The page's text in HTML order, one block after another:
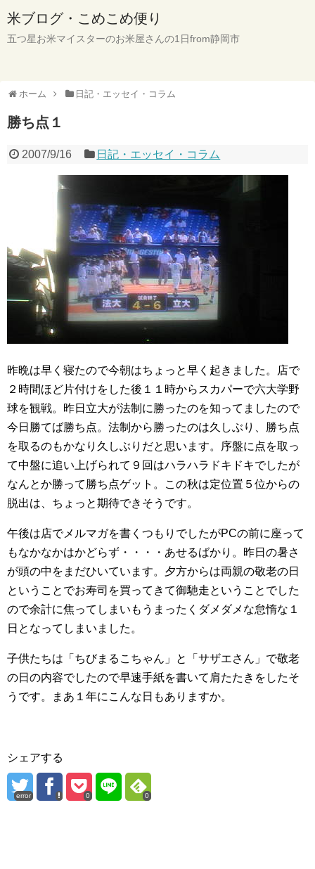
米ブログ・こめこめ便り
五つ星お米マイスターのお米屋さんの1日from静岡市
ホーム 日記・エッセイ・コラム
勝ち点１
2007/9/16 日記・エッセイ・コラム
昨晩は早く寝たので今朝はちょっと早く起きました。店で
２時間ほど片付けをした後１１時からスカパーで六大学野
球を観戦。昨日立大が法制に勝ったのを知ってましたので
今日勝てば勝ち点。法制から勝ったのは久しぶり、勝ち点
を取るのもかなり久しぶりだと思います。序盤に点を取っ
て中盤に追い上げられて９回はハラハラドキドキでしたが
なんとか勝って勝ち点ゲット。この秋は定位置５位からの
脱出は、ちょっと期待できそうです。
午後は店でメルマガを書くつもりでしたがPCの前に座って
もなかなかはかどらず・・・・あせるばかり。昨日の暑さ
が頭の中をまだひいています。夕方からは両親の敬老の日
ということでお寿司を買ってきて御馳走ということでした
ので余計に焦ってしまいもうまったくダメダメな怠惰な１
日となってしまいました。
子供たちは「ちびまるこちゃん」と「サザエさん」で敬老
の日の内容でしたので早速手紙を書いて肩たたきをしたそ
うです。まあ１年にこんな日もありますか。
シェアする
error 0 0